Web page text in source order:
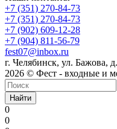
+7 (351) 270-84-73
+7 (351) 270-84-73
+7 (902) 609-12-28
+7 (904) 811-56-79
fest07@inbox.ru
г. Челябинск, ул. Бажова,
2026 © Фест - входные и
Найти
0
0